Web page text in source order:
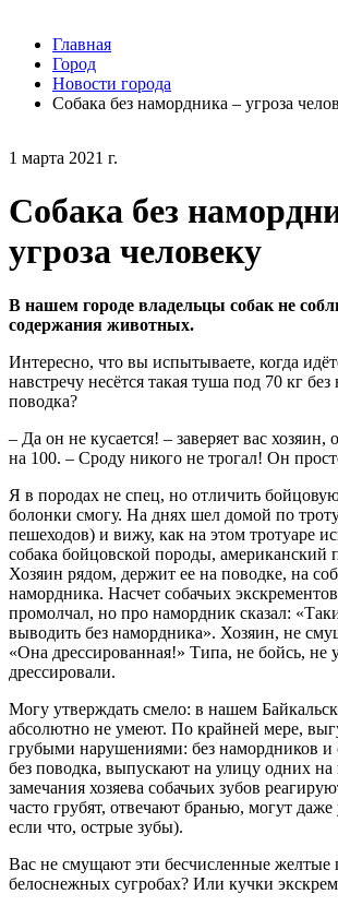
1 марта 2021 г.
Собака без
угроза человеку
В нашем городе владельцы собак не
содержания животных.
Интересно, что вы испытываете, когда
навстречу несётся такая туша под 70 кг
поводка?
– Да он не кусается! – заверяет вас хозяин,
на 100. – Сроду никого не трогал! Он
Я в породах не спец, но отличить
болонки смогу. На днях шел домой по
пешеходов) и вижу, как на этом тротуаре
собака бойцовской породы, американский
Хозяин рядом, держит ее на поводке, на
намордника. Насчет собачьих
промолчал, но про намордник сказал:
выводить без намордника». Хозяин, не
«Она дрессированная!» Типа, не бойсь, не
дрессировали.
Могу утверждать смело: в нашем
абсолютно не умеют. По крайней мере,
грубыми нарушениями: без намордников и
без поводка, выпускают на улицу одних на
замечания хозяева собачьих зубов
часто грубят, отвечают бранью, могут
если что, острые зубы).
Вас не смущают эти бесчисленные желтые
белоснежных сугробах? Или кучки
Главная
Город
Новости города
Собака без намордника – угроза